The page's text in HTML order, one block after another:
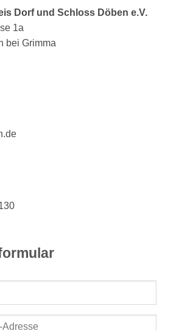
Dorf und Schloss Döben e.V.
1a
bei Grimma